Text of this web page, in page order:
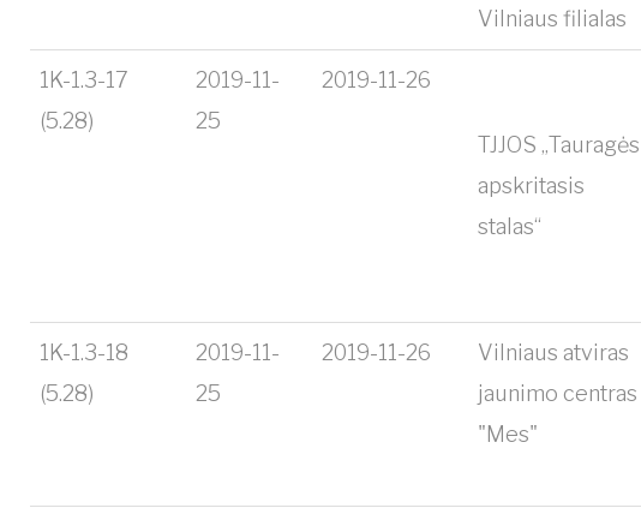
Vilniaus filialas
1K-1.3-17
(5.28)
2019-11-
25
2019-11-26
TJJOS „Tauragės
apskritasis
stalas“
1K-1.3-18
(5.28)
2019-11-
25
2019-11-26
Vilniaus atviras
jaunimo centras
"Mes"